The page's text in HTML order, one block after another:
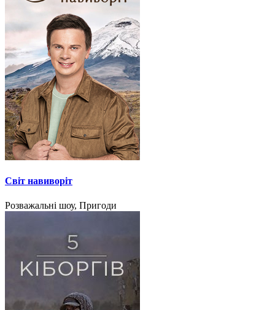
Світ навиворіт
Розважальні шоу, Пригоди